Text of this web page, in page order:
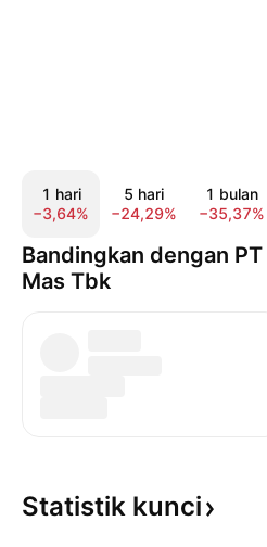
1 hari
−3,64%
5 hari
−24,29%
1 bulan
−35,37%
Bandingkan dengan
Mas Tbk
Statistik kunci